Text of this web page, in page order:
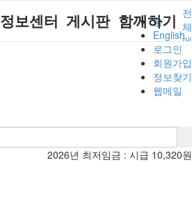
홈
English
로그인
회원가입
정보찾기
웹메일
2026년 최저임금 : 시급 10,320원
정보센터 게시판
포토갤러리
함께하기
후원안내
회원가입안내
자원봉사안내
전
체
메